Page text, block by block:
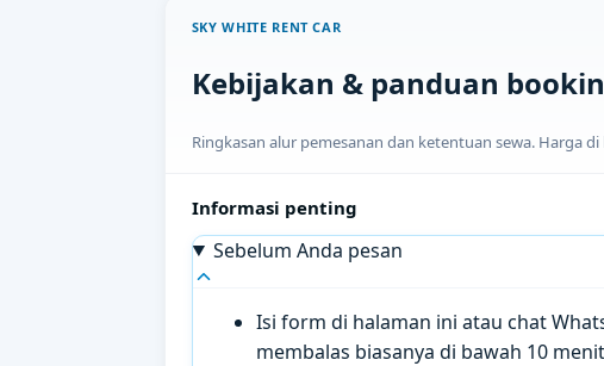
SKY WHITE RENT CAR
Kebijakan & panduan
Ringkasan alur pemesanan dan ketentuan sewa. Harga
Informasi penting
Sebelum Anda pesan
Isi form di halaman ini atau chat
membalas biasanya di bawah 10